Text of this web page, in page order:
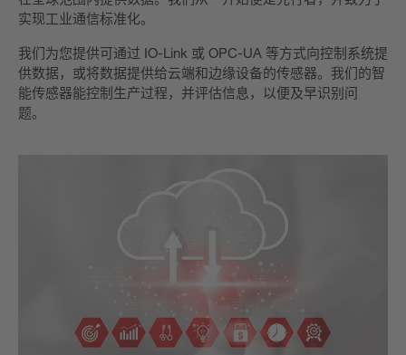
实现工业通信标准化。
我们为您提供可通过 IO-Link 或 OPC-UA 等方式向控制系统提
供数据，或将数据提供给云端和边缘设备的传感器。我们的智
能传感器能控制生产过程，并评估信息，以便及早识别问
题。